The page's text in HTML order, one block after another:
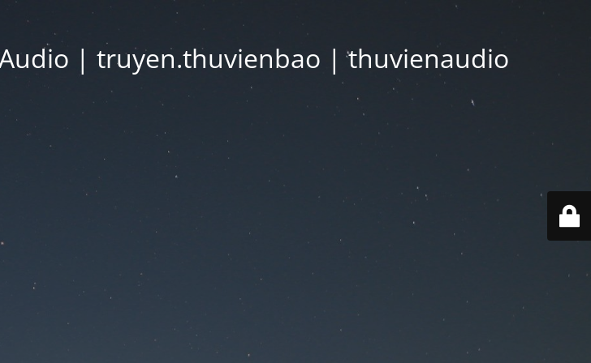
| truyen.thuvienbao | thuvienaudio